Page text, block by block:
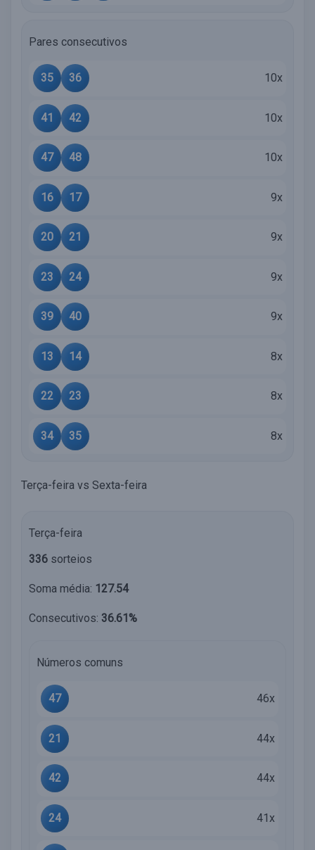
Pares consecutivos
35 36 10x
41 42 10x
47 48 10x
16 17 9x
20 21 9x
23 24 9x
39 40 9x
13 14 8x
22 23 8x
34 35 8x
Terça-feira vs Sexta-feira
Terça-feira
336 sorteios
Soma média: 127.54
Consecutivos: 36.61%
Números comuns
47 46x
21 44x
42 44x
24 41x